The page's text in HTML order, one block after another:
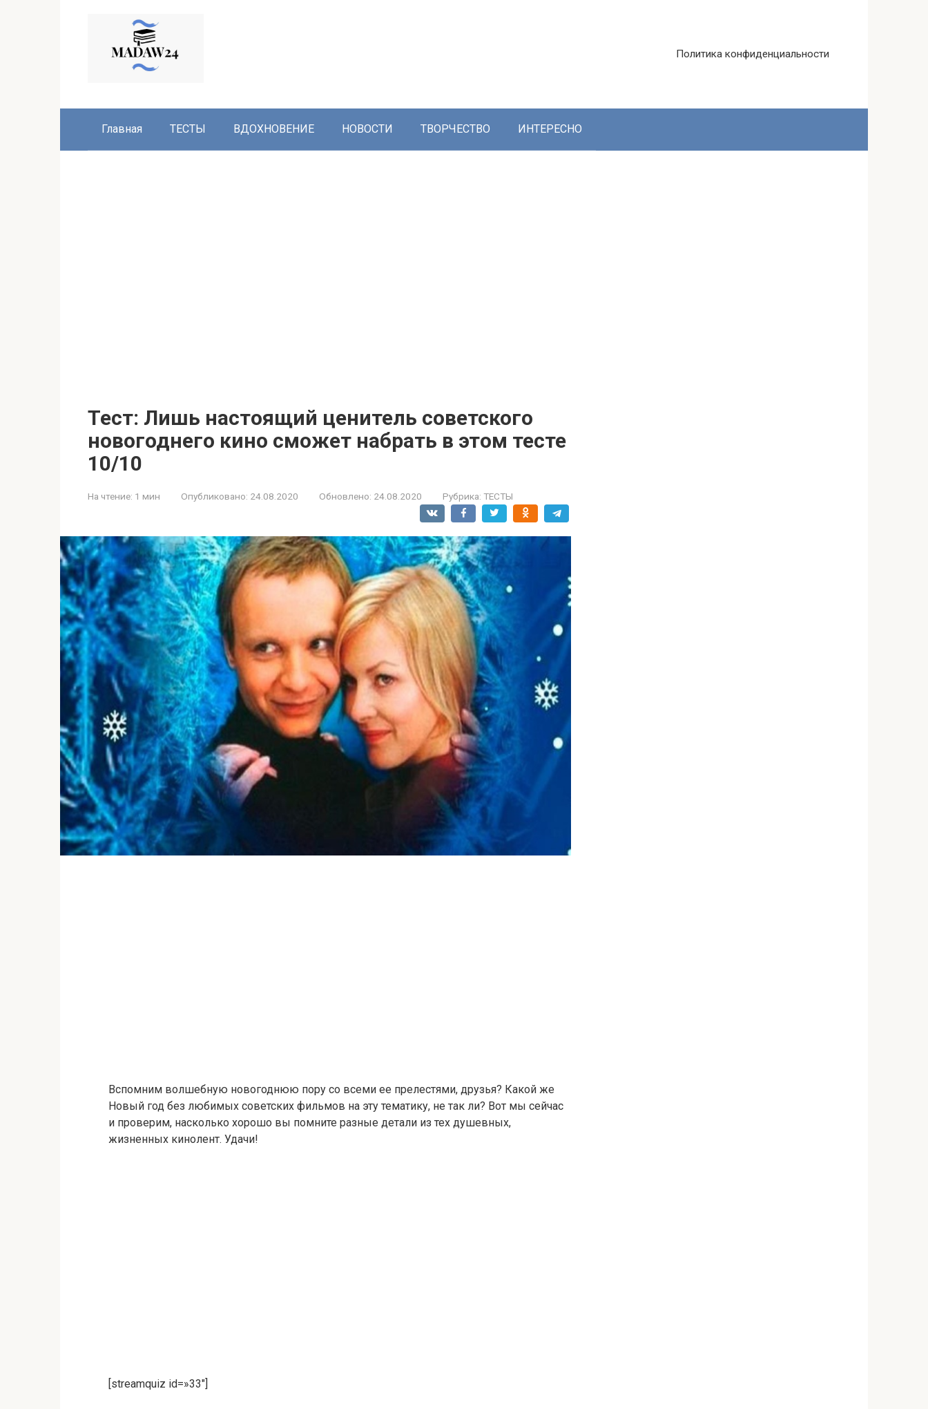
Политика конфиденциальности
Главная ТЕСТЫ ВДОХНОВЕНИЕ НОВОСТИ ТВОРЧЕСТВО ИНТЕРЕСНО
Тест: Лишь настоящий ценитель советского
новогоднего кино сможет набрать в этом тесте
10/10
На чтение: 1 мин Опубликовано: 24.08.2020 Обновлено: 24.08.2020 Рубрика: ТЕСТЫ
Вспомним волшебную новогоднюю пору со всеми ее прелестями, друзья? Какой же
Новый год без любимых советских фильмов на эту тематику, не так ли? Вот мы сейчас
и проверим, насколько хорошо вы помните разные детали из тех душевных,
жизненных кинолент. Удачи!
[streamquiz id=»33″]